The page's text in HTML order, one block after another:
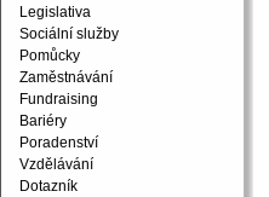
Legislativa
Sociální služby
Pomůcky
Zaměstnávání
Fundraising
Bariéry
Poradenství
Vzdělávání
Dotazník